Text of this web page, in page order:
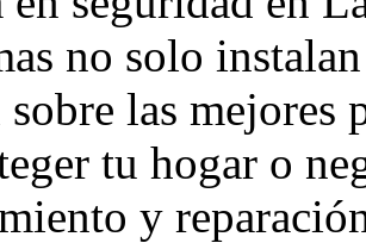
no solo
sobre las mejores
tu hogar o
y